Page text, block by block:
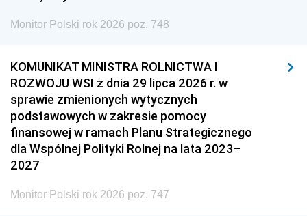
Monitor Polski rok 2026 poz. 748
KOMUNIKAT MINISTRA ROLNICTWA I
ROZWOJU WSI z dnia 29 lipca 2026 r. w
sprawie zmienionych wytycznych
podstawowych w zakresie pomocy
finansowej w ramach Planu Strategicznego
dla Wspólnej Polityki Rolnej na lata 2023–
2027
Monitor Polski rok 2026 poz. 747